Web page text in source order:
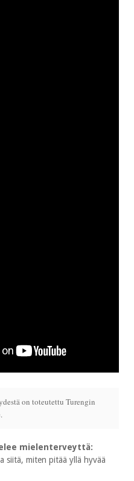
on toteutettu Turengin
mielenterveyttä:
siitä, miten pitää yllä hyvää